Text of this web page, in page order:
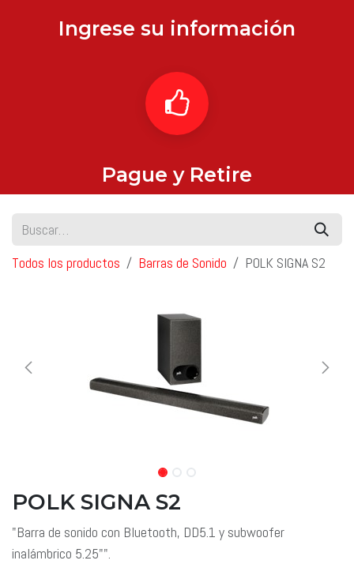
Ingrese su información
Pague y Retire
Todos los productos Barras de Sonido POLK SIGNA S2
POLK SIGNA S2
"Barra de sonido con Bluetooth, DD5.1 y subwoofer
inalámbrico 5.25"".